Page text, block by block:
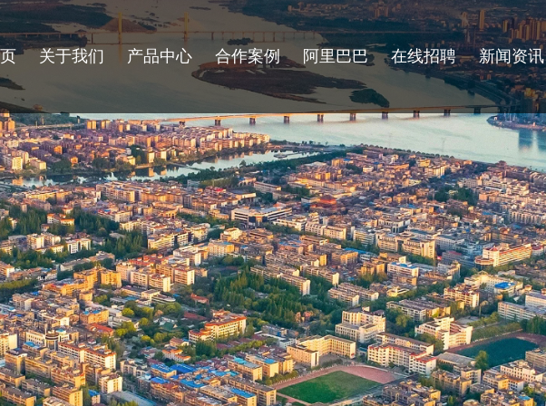
关于我们 产品中心 合作案例 阿里巴巴 在线招聘 新闻资讯